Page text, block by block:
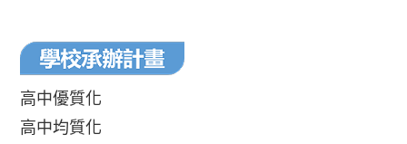
高中優質化
高中均質化